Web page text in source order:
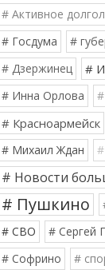
# Активное
# Госдума
#
# Дзержинец
#
# Инна Орлова
# Красноармейск
# Михаил Ждан
# Новости
# Пушкино
# СВО
# Сергей
# Софрино
#